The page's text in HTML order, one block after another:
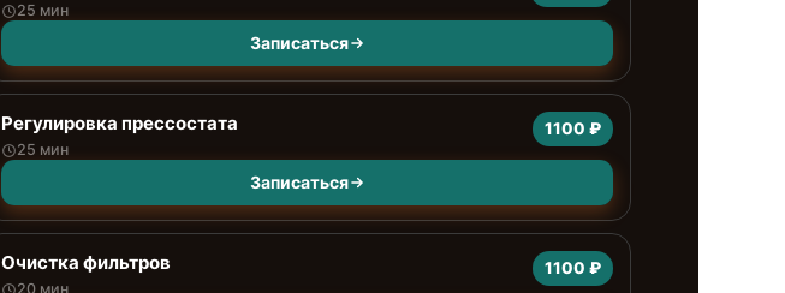
25 мин
Записаться
Регулировка прессостата
25 мин
1100 ₽
Записаться
Очистка фильтров
20 мин
1100 ₽